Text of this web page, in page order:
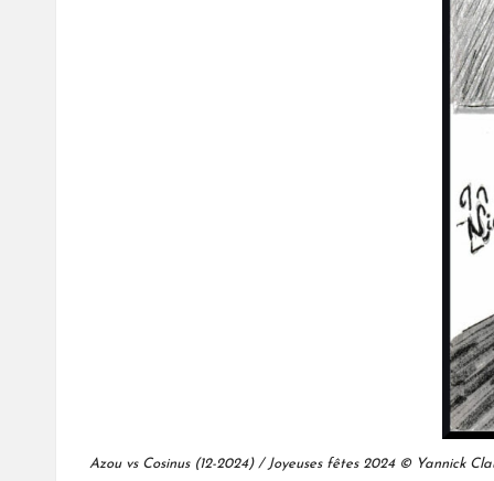
Azou vs Cosinus (12-2024) / Joyeuses fêtes 2024 © Yannick